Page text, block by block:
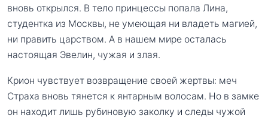
вновь открылся. В тело принцессы попала Лина,
студентка из Москвы, не умеющая ни владеть магией,
ни править царством. А в нашем мире осталась
настоящая Эвелин, чужая и злая.
Крион чувствует возвращение своей жертвы: меч
Страха вновь тянется к янтарным волосам. Но в замке
он находит лишь рубиновую заколку и следы чужой